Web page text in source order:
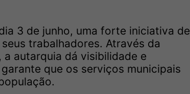
3 de junho, uma forte iniciativa de
trabalhadores. Através da
autarquia dá visibilidade e
que os serviços municipais